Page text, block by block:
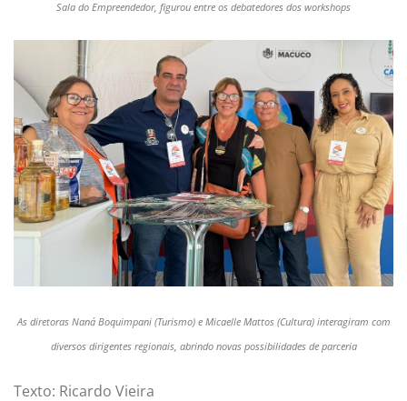
Sala do Empreendedor, figurou entre os debatedores dos workshops
As diretoras Naná Boquimpani (Turismo) e Micaelle Mattos (Cultura) interagiram com
diversos dirigentes regionais, abrindo novas possibilidades de parceria
Texto: Ricardo Vieira